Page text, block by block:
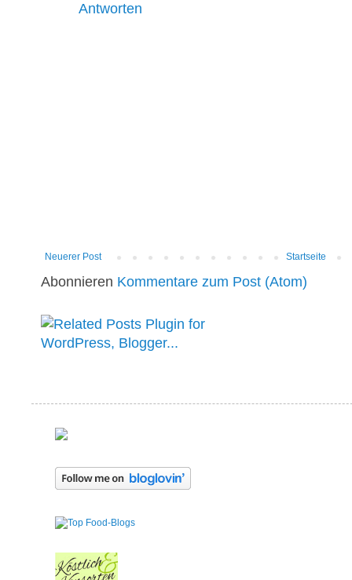
Antworten
Neuerer Post Startseite
Abonnieren Kommentare zum Post (Atom)